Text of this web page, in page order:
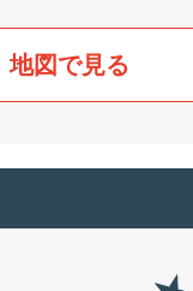
地図で見る